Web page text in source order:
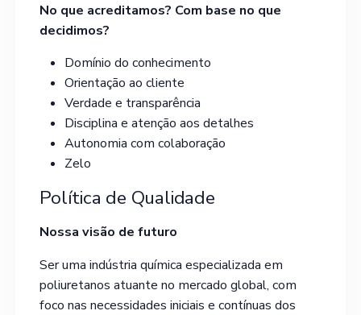
No que acreditamos? Com base no que
decidimos?
Domínio do conhecimento
Orientação ao cliente
Verdade e transparência
Disciplina e atenção aos detalhes
Autonomia com colaboração
Zelo
Política de Qualidade
Nossa visão de futuro
Ser uma indústria química especializada em
poliuretanos atuante no mercado global, com
foco nas necessidades iniciais e contínuas dos